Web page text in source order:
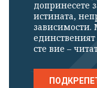
допринесете
истината,
зависимости.
сте вие –